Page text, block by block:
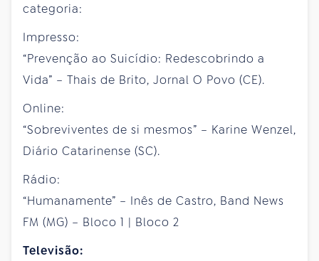
categoria:
Impresso:
“Prevenção ao Suicídio: Redescobrindo a
Vida” – Thais de Brito, Jornal O Povo (CE).
Online:
“Sobreviventes de si mesmos” – Karine Wenzel,
Diário Catarinense (SC).
Rádio:
“Humanamente” – Inês de Castro, Band News
FM (MG) – Bloco 1 | Bloco 2
Televisão: